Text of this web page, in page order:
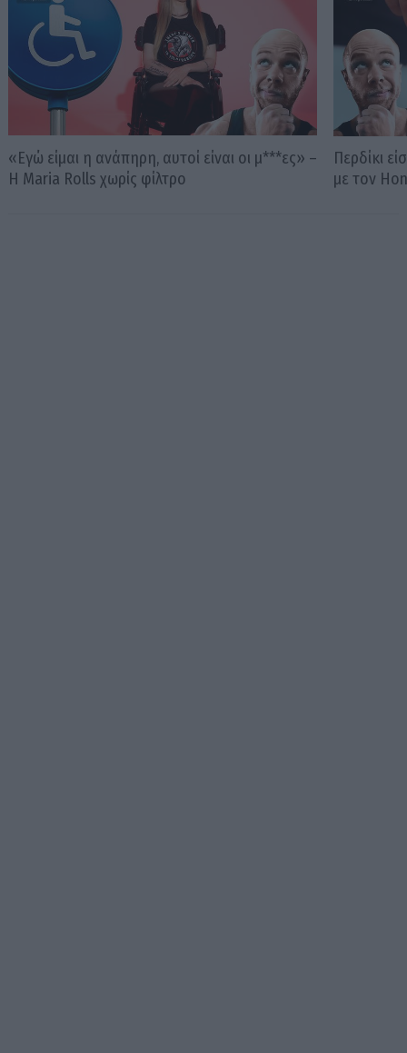
«Εγώ είμαι η ανάπηρη, αυτοί είναι οι μ***ες» –
Η Maria Rolls χωρίς φίλτρο
Περδίκι
με τον